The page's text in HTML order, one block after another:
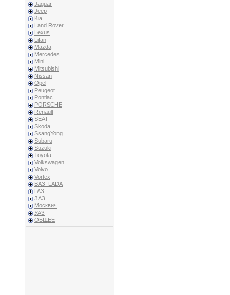
Jaguar
Jeep
Kia
Land Rover
Lexus
Lifan
Mazda
Mercedes
Mini
Mitsubishi
Nissan
Opel
Peugeot
Pontiac
PORSCHE
Renault
SEAT
Skoda
SsangYong
Subaru
Suzuki
Toyota
Volkswagen
Volvo
Vortex
ВАЗ_LADA
ГАЗ
ЗАЗ
Москвич
УАЗ
ОБЩЕЕ